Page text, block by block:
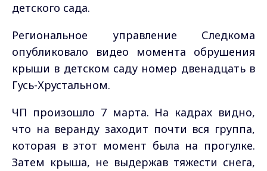
детского сада.
Региональное управление Следкома
опубликовало видео момента обрушения
крыши в детском саду номер двенадцать в
Гусь-Хрустальном.
ЧП произошло 7 марта. На кадрах видно,
что на веранду заходит почти вся группа,
которая в этот момент была на прогулке.
Затем крыша, не выдержав тяжести снега,